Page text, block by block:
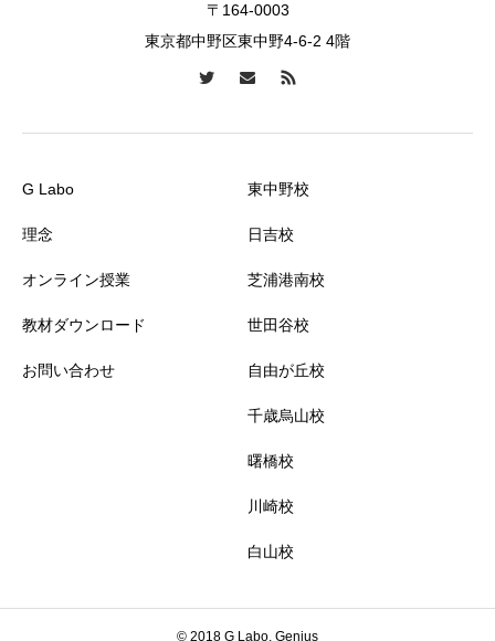
〒164-0003
東京都中野区東中野4-6-2 4階
G Labo
理念
オンライン授業
教材ダウンロード
お問い合わせ
東中野校
日吉校
芝浦港南校
世田谷校
自由が丘校
千歳烏山校
曙橋校
川崎校
白山校
© 2018 G Labo, Genius